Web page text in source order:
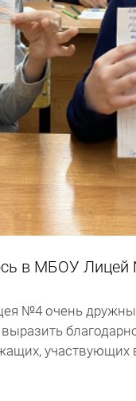
в МБОУ Лицей
№4 очень
участвующих